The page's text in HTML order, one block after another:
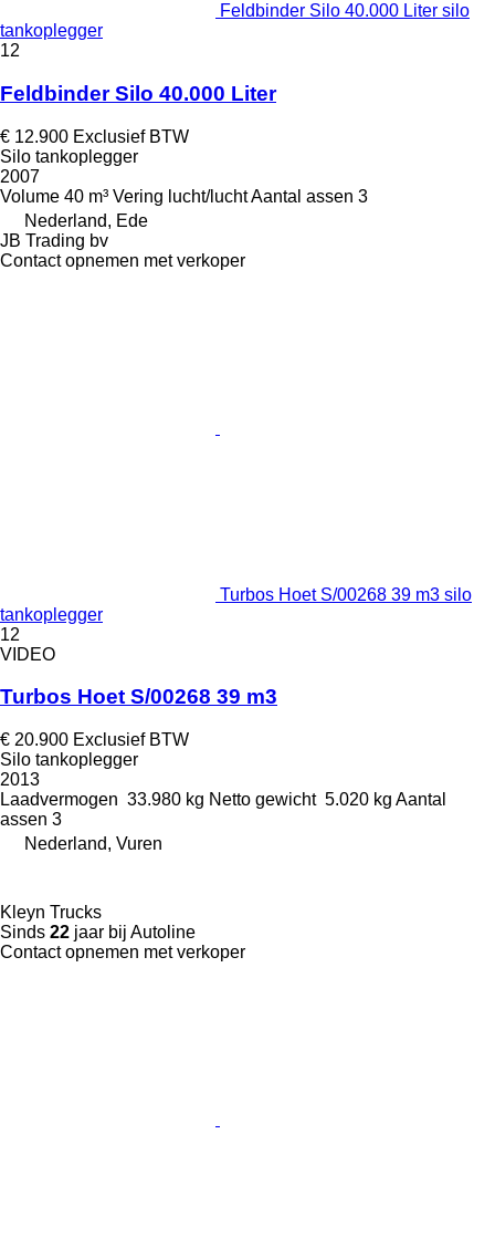
Feldbinder Silo 40.000 Liter silo
tankoplegger
12
Feldbinder Silo 40.000 Liter
€ 12.900 Exclusief BTW
Silo tankoplegger
2007
Volume 40 m³ Vering lucht/luchtAantal assen 3
Nederland, Ede
JB Trading bv
Contact opnemen met verkoper
Turbos Hoet S/00268 39 m3 silo
tankoplegger
12
VIDEO
Turbos Hoet S/00268 39 m3
€ 20.900 Exclusief BTW
Silo tankoplegger
2013
Laadvermogen 33.980 kg Netto gewicht 5.020 kg Aantal
assen 3
Nederland, Vuren
Kleyn Trucks
Sinds 22 jaar bij Autoline
Contact opnemen met verkoper